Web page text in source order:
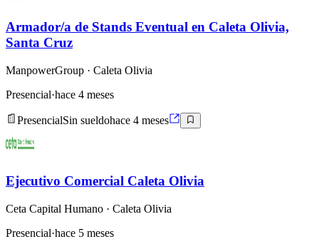
Armador/a de Stands Eventual en Caleta Olivia,
Santa Cruz
ManpowerGroup · Caleta Olivia
Presencial·hace 4 meses
PresencialSin sueldohace 4 meses
Ejecutivo Comercial Caleta Olivia
Ceta Capital Humano · Caleta Olivia
Presencial·hace 5 meses